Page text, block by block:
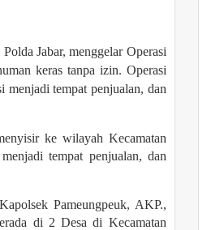
Jabar, menggelar Operasi
keras tanpa izin. Operasi
tempat penjualan, dan
ke wilayah Kecamatan
tempat penjualan, dan
Pameungpeuk, AKP.,
di 2 Desa di Kecamatan